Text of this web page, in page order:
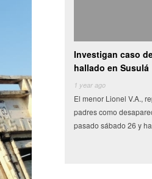
Investigan caso de adolescente
hallado en Susulá
1 year ago
El menor Lionel V.A., reportado por sus
padres como desaparecido la tarde del
pasado sábado 26 y hallado el martes 29,